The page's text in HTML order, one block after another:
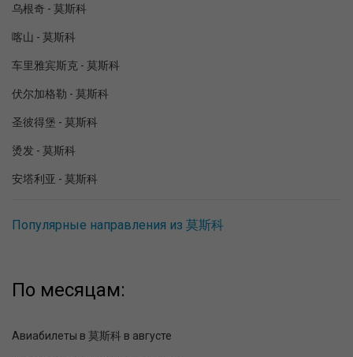
乌根奇 - 莫斯科
喀山 - 莫斯科
车里雅宾斯克 - 莫斯科
伏尔加格勒 - 莫斯科
圣彼得堡 - 莫斯科
烫发 - 莫斯科
安塔利亚 - 莫斯科
Популярные направления из 莫斯科
По месяцам:
Авиабилеты в 莫斯科 в августе